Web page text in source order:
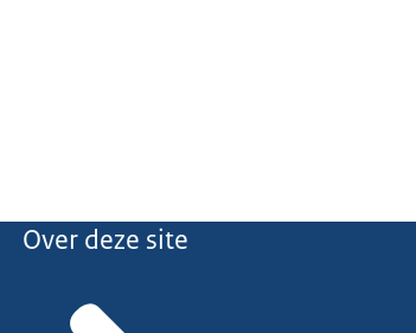
Over deze site